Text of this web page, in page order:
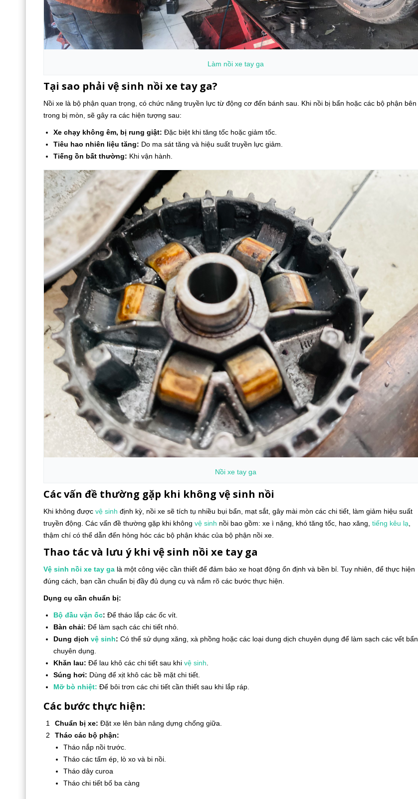
Làm nồi xe tay ga
Tại sao phải vệ sinh nồi xe tay ga?
Nồi xe là bộ phận quan trọng, có chức năng truyền lực từ động cơ đến bánh sau. Khi nồi bị bẩn hoặc các bộ phận bên
trong bị mòn, sẽ gây ra các hiện tượng sau:
Xe chạy không êm, bị rung giật: Đặc biệt khi tăng tốc hoặc giảm tốc.
Tiêu hao nhiên liệu tăng: Do ma sát tăng và hiệu suất truyền lực giảm.
Tiếng ồn bất thường: Khi vận hành.
Nồi xe tay ga
Các vấn đề thường gặp khi không vệ sinh nồi
Khi không được vệ sinh định kỳ, nồi xe sẽ tích tụ nhiều bụi bẩn, mạt sắt, gây mài mòn các chi tiết, làm giảm hiệu suất
truyền động. Các vấn đề thường gặp khi không vệ sinh nồi bao gồm: xe ì nặng, khó tăng tốc, hao xăng, tiếng kêu lạ
thậm chí có thể dẫn đến hỏng hóc các bộ phận khác của bộ phận nồi xe.
Thao tác và lưu ý khi vệ sinh nồi xe tay ga
Vệ sinh nồi xe tay ga là một công việc cần thiết để đảm bảo xe hoạt động ổn định và bền bỉ. Tuy nhiên, để thực hiện
đúng cách, bạn cần chuẩn bị đầy đủ dụng cụ và nắm rõ các bước thực hiện.
Dụng cụ cần chuẩn bị:
Bộ đầu vặn ốc: Để tháo lắp các ốc vít.
Bàn chải: Để làm sạch các chi tiết nhỏ.
Dung dịch vệ sinh: Có thể sử dụng xăng, xà phồng hoặc các loại dung dịch chuyên dụng để làm sạch các vết bẩn
chuyên dụng.
Khăn lau: Để lau khô các chi tiết sau khi vệ sinh
Súng hơi: Dùng để xịt khô các bề mặt chi tiết.
Mỡ bò nhiệt: Để bôi trơn các chi tiết cần thiết sau khi lắp ráp.
Các bước thực hiện:
Chuẩn bị xe: Đặt xe lên bàn nâng dựng chống giữa.
Tháo các bộ phận:
Tháo nắp nồi trước.
Tháo các tấm ép, lò xo và bi nồi.
Tháo dây curoa
Tháo chi tiết bố ba càng